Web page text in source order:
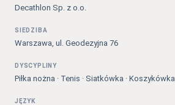
Decathlon Sp. z o.o.
SIEDZIBA
Warszawa, ul. Geodezyjna 76
DYSCYPLINY
Piłka nożna · Tenis · Siatkówka · Koszykówka
JĘZYK